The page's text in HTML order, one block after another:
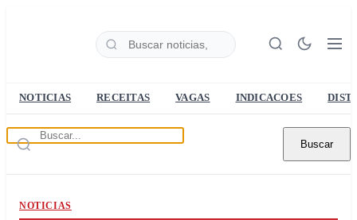
NOTICIAS RECEITAS VAGAS INDICACOES
Buscar
NOTICIAS